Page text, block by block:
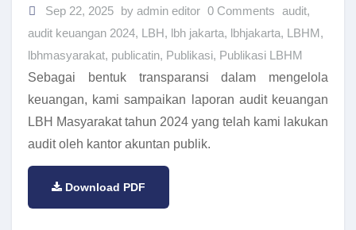
Sep 22, 2025 by admin editor 0 Comments audit,
audit keuangan 2024, LBH, lbh jakarta, lbhjakarta, LBHM,
lbhmasyarakat, publicatin, Publikasi, Publikasi LBHM
Sebagai bentuk transparansi dalam mengelola
keuangan, kami sampaikan laporan audit keuangan
LBH Masyarakat tahun 2024 yang telah kami lakukan
audit oleh kantor akuntan publik.
Download PDF